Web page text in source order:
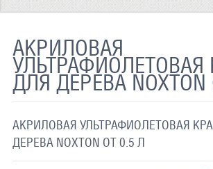
СВЕТООТРАЖАЮЩАЯ ПЛЕНКА
СВЕТООТРАЖАЮЩИЕ ДОРОЖНЫЕ
СВЕТЯЩАЯСЯ КРАСКА
АКРИЛОВАЯ
УЛЬТРАФИОЛЕТОВАЯ
ДЛЯ ДЕРЕВА
АКРИЛОВАЯ УЛЬТРАФИОЛЕТОВАЯ
ДЕРЕВА NOXTON ОТ 0.5 Л